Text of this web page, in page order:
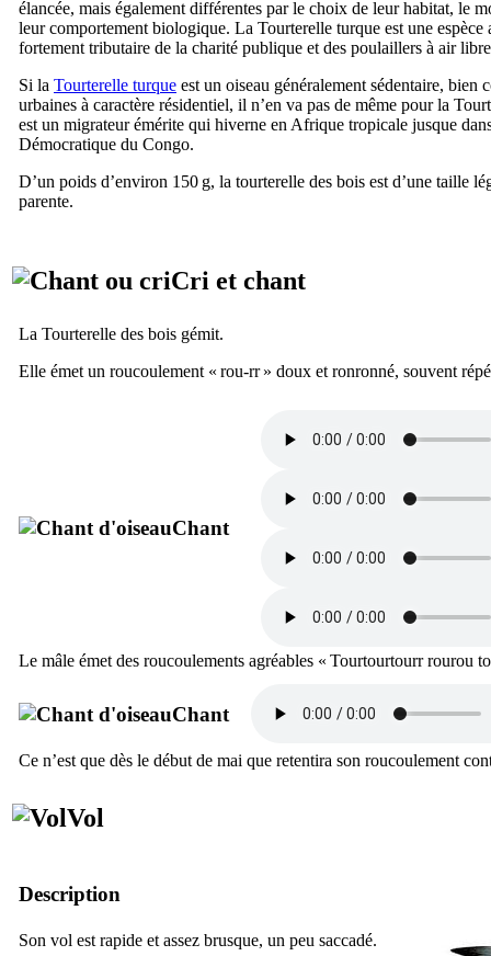
élancée, mais également différentes par le choix de leur habitat, le
leur comportement biologique. La Tourterelle turque est une
fortement tributaire de la charité publique et des poulaillers à air
Si la Tourterelle turque est un oiseau généralement sédentaire, bien
urbaines à caractère résidentiel, il n’en va pas de même pour la
est un migrateur émérite qui hiverne en Afrique tropicale jusque
Démocratique du Congo.
D’un poids d’environ 150 g, la tourterelle des bois est d’une taille
parente.
Cri et chant
La Tourterelle des bois gémit.
Elle émet un roucoulement « rou-rr» doux et ronronné, souvent
Chant
Le mâle émet des roucoulements agréables « Tourtourtourr rourou
Chant
Ce n’est que dès le début de mai que retentira son roucoulement
Vol
Description
Son vol est rapide et assez brusque, un peu saccadé.